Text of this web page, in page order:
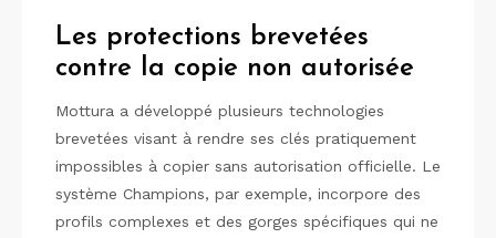
Les protections brevetées
contre la copie non autorisée
Mottura a développé plusieurs technologies
brevetées visant à rendre ses clés pratiquement
impossibles à copier sans autorisation officielle. Le
système Champions, par exemple, incorpore des
profils complexes et des gorges spécifiques qui ne